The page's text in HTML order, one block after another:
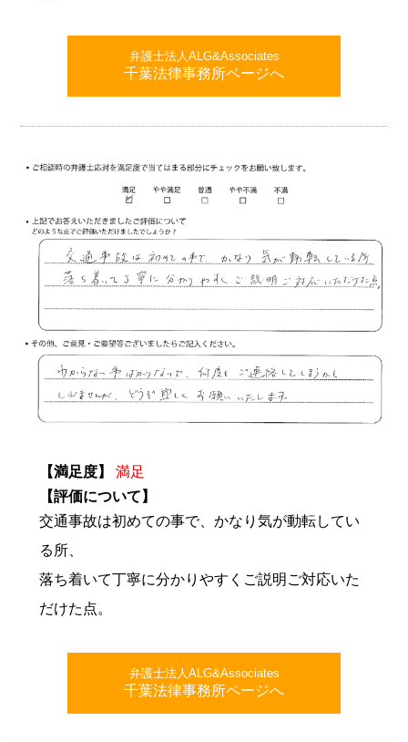
弁護士法人ALG&Associates
千葉法律事務所ページへ
【満足度】
満足
【評価について】
交通事故は初めての事で、かなり気が動転してい
る所、
落ち着いて丁寧に分かりやすくご説明ご対応いた
だけた点。
弁護士法人ALG&Associates
千葉法律事務所ページへ